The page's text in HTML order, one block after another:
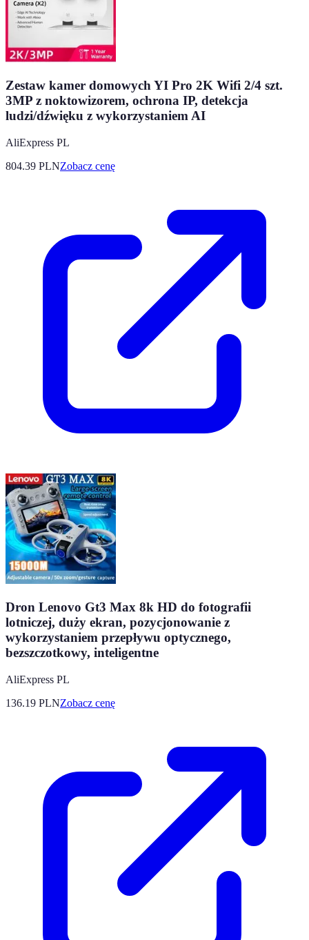
Zestaw kamer domowych YI Pro 2K Wifi 2/4 szt.
3MP z noktowizorem, ochrona IP, detekcja
ludzi/dźwięku z wykorzystaniem AI
AliExpress PL
804.39 PLNZobacz cenę
Dron Lenovo Gt3 Max 8k HD do fotografii
lotniczej, duży ekran, pozycjonowanie z
wykorzystaniem przepływu optycznego,
bezszczotkowy, inteligentne
AliExpress PL
136.19 PLNZobacz cenę